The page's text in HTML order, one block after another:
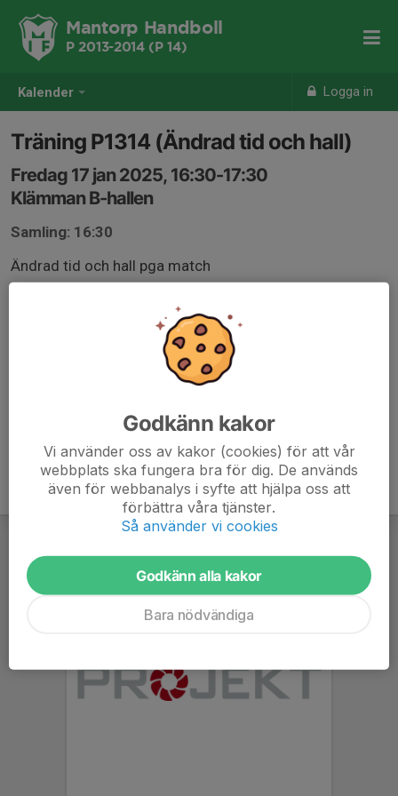
Kalender Logga in
Mantorp Handboll
P 2013-2014 (P 14)
Träning P1314 (Ändrad tid och hall)
Fredag 17 jan 2025, 16:30-17:30
Klämman B-hallen
Samling: 16:30
Ändrad tid och hall pga match
Godkänn kakor
Vi använder oss av kakor (cookies) för att vår
webbplats ska fungera bra för dig. De används
även för webbanalys i syfte att hjälpa oss att
förbättra våra tjänster.
Så använder vi cookies
Godkänn alla kakor
Bara nödvändiga